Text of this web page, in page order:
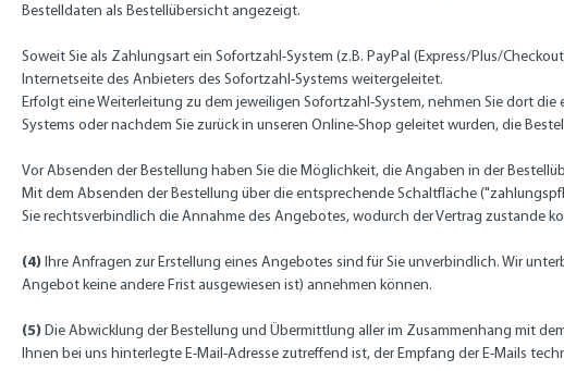
Bestelldaten als Bestellübersicht angezeigt.
Soweit Sie als Zahlungsart ein Sofortzahl-System (z.B. PayPal (Express/Plus/
Internetseite des Anbieters des Sofortzahl-Systems weitergeleitet.
Erfolgt eine Weiterleitung zu dem jeweiligen Sofortzahl-System, nehmen Sie dort
Systems oder nachdem Sie zurück in unseren Online-Shop geleitet wurden, die
Vor Absenden der Bestellung haben Sie die Möglichkeit, die Angaben in der
Mit dem Absenden der Bestellung über die entsprechende Schaltfläche
Sie rechtsverbindlich die Annahme des Angebotes, wodurch der Vertrag zustande
(4)Ihre Anfragen zur Erstellung eines Angebotes sind für Sie unverbindlich. Wir
Angebot keine andere Frist ausgewiesen ist) annehmen können.
(5)Die Abwicklung der Bestellung und Übermittlung aller im Zusammenhang mit
Ihnen bei uns hinterlegte E-Mail-Adresse zutreffend ist, der Empfang der E-Mails